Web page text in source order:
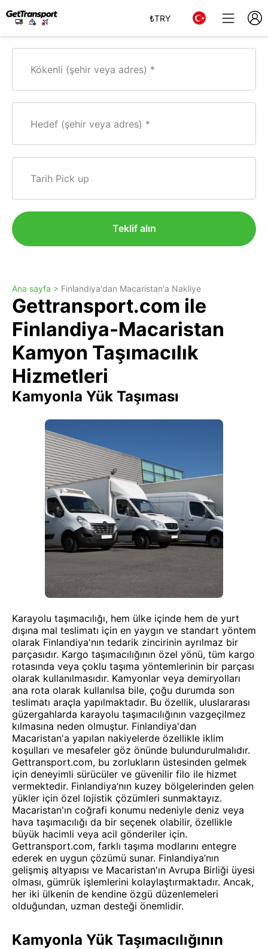
₺TRY
Kökenli (şehir veya adres)
Hedef (şehir veya adres)
Tarih Pick up
Teklif alın
Ana sayfa > Finlandiya'dan Macaristan'a Nakliye
Gettransport.com ile
Finlandiya-Macaristan
Kamyon Taşımacılık
Hizmetleri
Kamyonla Yük Taşıması
Karayolu taşımacılığı, hem ülke içinde hem de yurt
dışına mal teslimatı için en yaygın ve standart yöntem
olarak Finlandiya'nın tedarik zincirinin ayrılmaz bir
parçasıdır. Kargo taşımacılığının özel yönü, tüm kargo
rotasında veya çoklu taşıma yöntemlerinin bir parçası
olarak kullanılmasıdır. Kamyonlar veya demiryolları
ana rota olarak kullanılsa bile, çoğu durumda son
teslimatı araçla yapılmaktadır. Bu özellik, uluslararası
güzergahlarda karayolu taşımacılığının vazgeçilmez
kılmasına neden olmuştur. Finlandiya'dan
Macaristan'a yapılan nakiyelerde özellikle iklim
koşulları ve mesafeler göz önünde bulundurulmalıdır.
Gettransport.com, bu zorlukların üstesinden gelmek
için deneyimli sürücüler ve güvenilir filo ile hizmet
vermektedir. Finlandiya’nın kuzey bölgelerinden gelen
yükler için özel lojistik çözümleri sunmaktayız.
Macaristan'ın coğrafi konumu nedeniyle deniz veya
hava taşımacılığı da bir seçenek olabilir, özellikle
büyük hacimli veya acil gönderiler için.
Gettransport.com, farklı taşıma modlarını entegre
ederek en uygun çözümü sunar. Finlandiya’nın
gelişmiş altyapısı ve Macaristan'ın Avrupa Birliği üyesi
olması, gümrük işlemlerini kolaylaştırmaktadır. Ancak,
her iki ülkenin de kendine özgü düzenlemeleri
olduğundan, uzman desteği önemlidir.
Kamyonla Yük Taşımacılığının